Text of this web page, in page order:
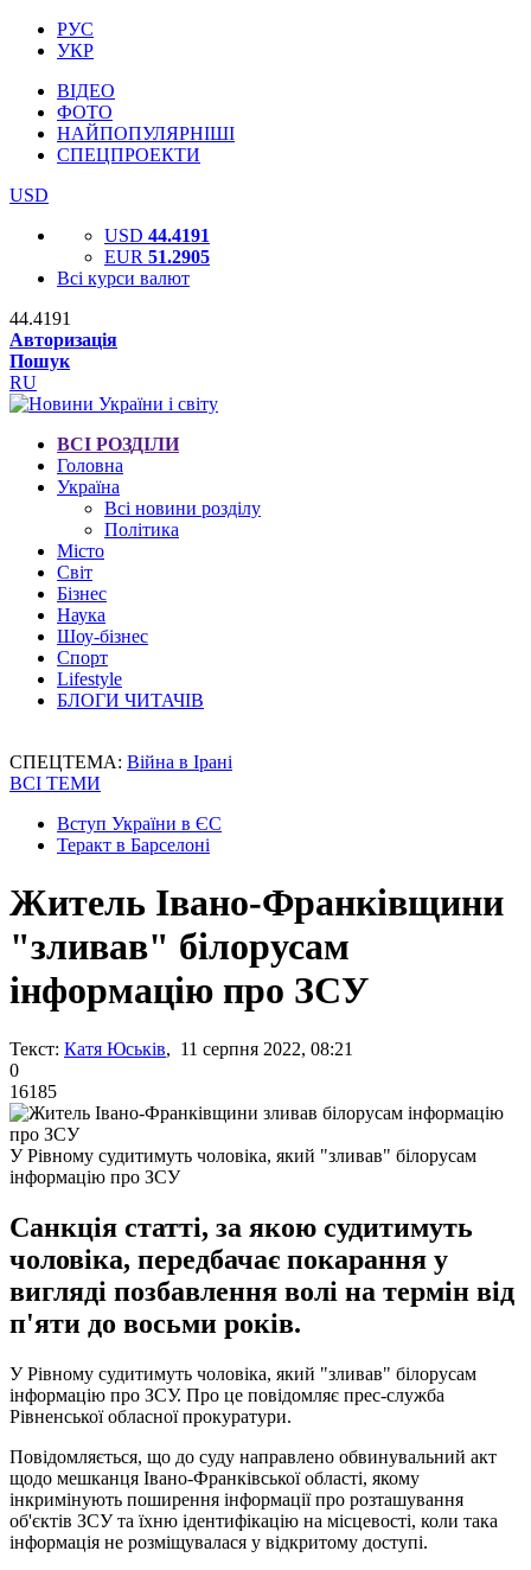
РУС
УКР
ВІДЕО
ФОТО
НАЙПОПУЛЯРНІШІ
СПЕЦПРОЕКТИ
USD
USD 44.4191
EUR 51.2905
Всі курси валют
44.4191
Авторизація
Пошук
RU
ВСІ РОЗДІЛИ
Головна
Україна
Всі новини розділу
Політика
Місто
Світ
Бізнес
Наука
Шоу-бізнес
Спорт
Lifestyle
БЛОГИ ЧИТАЧІВ
СПЕЦТЕМА: Війна в Ірані
ВСІ ТЕМИ
Вступ України в ЄС
Теракт в Барселоні
Житель Івано-Франківщини
"зливав" білорусам
інформацію про ЗСУ
Текст: Катя Юськів, 11 серпня 2022, 08:21
0
16185
У Рівному судитимуть чоловіка, який "зливав" білорусам
інформацію про ЗСУ
Санкція статті, за якою судитимуть
чоловіка, передбачає покарання у
вигляді позбавлення волі на термін від
п'яти до восьми років.
У Рівному судитимуть чоловіка, який "зливав" білорусам
інформацію про ЗСУ. Про це повідомляє прес-служба
Рівненської обласної прокуратури.
Повідомляється, що до суду направлено обвинувальний акт
щодо мешканця Івано-Франківської області, якому
інкримінують поширення інформації про розташування
об'єктів ЗСУ та їхню ідентифікацію на місцевості, коли така
інформація не розміщувалася у відкритому доступі.